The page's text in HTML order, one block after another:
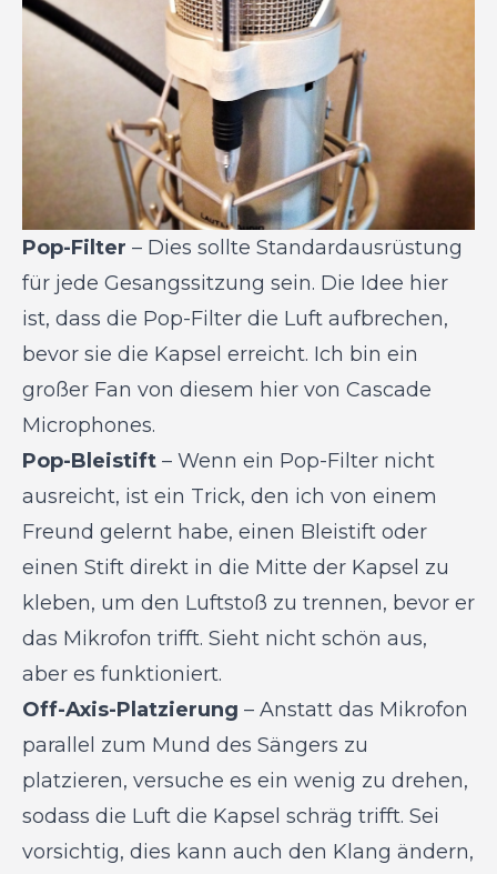
Pop-Filter – Dies sollte Standardausrüstung
für jede Gesangssitzung sein. Die Idee hier
ist, dass die Pop-Filter die Luft aufbrechen,
bevor sie die Kapsel erreicht. Ich bin ein
großer Fan von diesem hier von Cascade
Microphones.
Pop-Bleistift – Wenn ein Pop-Filter nicht
ausreicht, ist ein Trick, den ich von einem
Freund gelernt habe, einen Bleistift oder
einen Stift direkt in die Mitte der Kapsel zu
kleben, um den Luftstoß zu trennen, bevor er
das Mikrofon trifft. Sieht nicht schön aus,
aber es funktioniert.
Off-Axis-Platzierung – Anstatt das Mikrofon
parallel zum Mund des Sängers zu
platzieren, versuche es ein wenig zu drehen,
sodass die Luft die Kapsel schräg trifft. Sei
vorsichtig, dies kann auch den Klang ändern,